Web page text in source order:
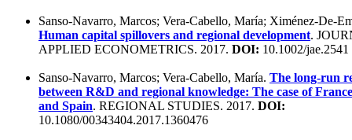
Sanso-Navarro, Marcos; Vera-Cabello, María; Ximénez-De-
Human capital spillovers and regional development.
APPLIED ECONOMETRICS. 2017. DOI: 10.1002/jae.2541
Sanso-Navarro, Marcos; Vera-Cabello, María. The long-run
between R&D and regional knowledge: The case of
and Spain. REGIONAL STUDIES. 2017. DOI:
10.1080/00343404.2017.1360476